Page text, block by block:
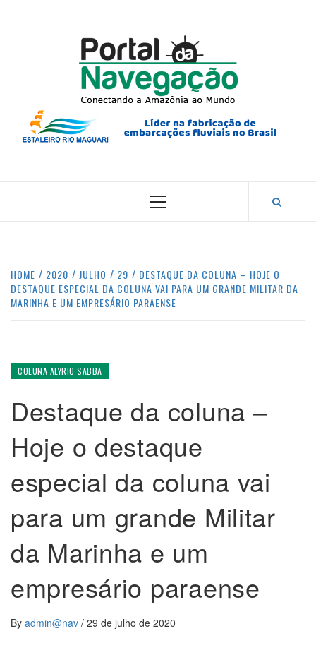
CONECTANDO A AMAZÔNIA COM O MUNDO.
Primary
HOME 2020 JULHO 29
DESTAQUE DA COLUNA – HOJE O
DESTAQUE ESPECIAL DA COLUNA VAI PARA UM GRANDE MILITAR DA
MARINHA E UM EMPRESÁRIO PARAENSE
COLUNA ALYRIO SABBA
Destaque da coluna –
Hoje o destaque
especial da coluna vai
para um grande Militar
da Marinha e um
empresário paraense
By admin@nav / 29 de julho de 2020